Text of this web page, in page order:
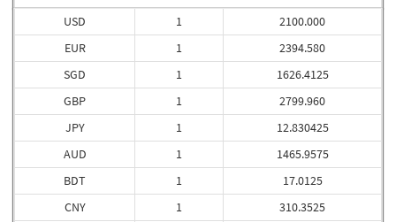
USD
EUR
SGD
GBP
JPY
AUD
BDT
CNY
1
1
1
1
1
1
1
1
2100.000
2394.580
1626.4125
2799.960
12.830425
1465.9575
17.0125
310.3525